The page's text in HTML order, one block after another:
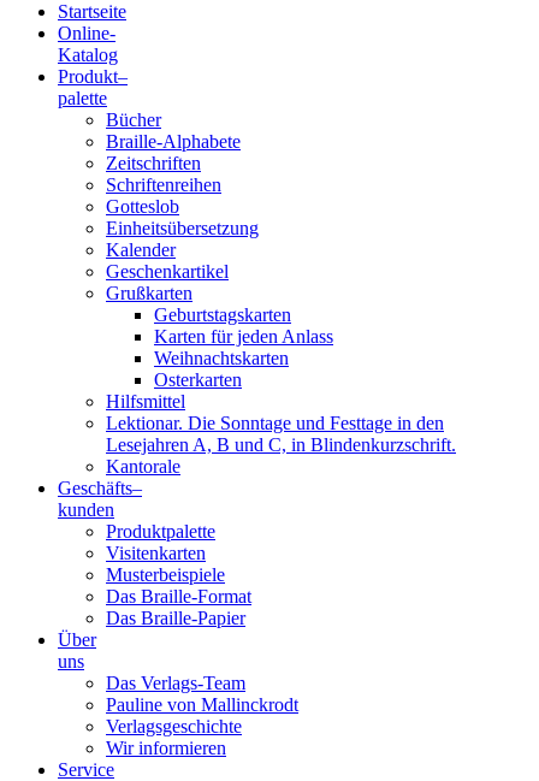
Blindenschrift-
Verlag
Druckerei
gGmbH
Startseite
Online-
Katalog
Produkt–
palette
Bücher
Braille-Alphabete
Zeitschriften
Schriftenreihen
Gotteslob
Einheitsübersetzung
Kalender
Geschenkartikel
Grußkarten
Geburtstagskarten
Karten für jeden Anlass
Weihnachtskarten
Osterkarten
Hilfsmittel
Lektionar. Die Sonntage und Festtage in den
Lesejahren A, B und C, in Blindenkurzschrift.
Kantorale
Geschäfts­–
kunden
Produktpalette
Visitenkarten
Musterbeispiele
Das Braille-Format
Das Braille-Papier
Über
uns
Das Verlags-Team
Pauline von Mallinckrodt
Verlagsgeschichte
Wir informieren
Service